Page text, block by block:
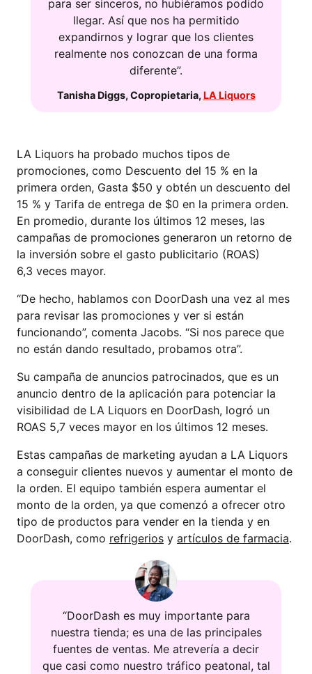
para ser sinceros, no hubiéramos podido
llegar. Así que nos ha permitido
expandirnos y lograr que los clientes
realmente nos conozcan de una forma
diferente”.
Tanisha Diggs, Copropietaria, LA Liquors
LA Liquors ha probado muchos tipos de
promociones, como Descuento del 15 % en la
primera orden, Gasta $50 y obtén un descuento del
15 % y Tarifa de entrega de $0 en la primera orden.
En promedio, durante los últimos 12 meses, las
campañas de promociones generaron un retorno de
la inversión sobre el gasto publicitario (ROAS)
6,3 veces mayor.
“De hecho, hablamos con DoorDash una vez al mes
para revisar las promociones y ver si están
funcionando”, comenta Jacobs. “Si nos parece que
no están dando resultado, probamos otra”.
Su campaña de anuncios patrocinados, que es un
anuncio dentro de la aplicación para potenciar la
visibilidad de LA Liquors en DoorDash, logró un
ROAS 5,7 veces mayor en los últimos 12 meses.
Estas campañas de marketing ayudan a LA Liquors
a conseguir clientes nuevos y aumentar el monto de
la orden. El equipo también espera aumentar el
monto de la orden, ya que comenzó a ofrecer otro
tipo de productos para vender en la tienda y en
DoorDash, como refrigerios y artículos de farmacia.
“DoorDash es muy importante para
nuestra tienda; es una de las principales
fuentes de ventas. Me atrevería a decir
que casi como nuestro tráfico peatonal, tal